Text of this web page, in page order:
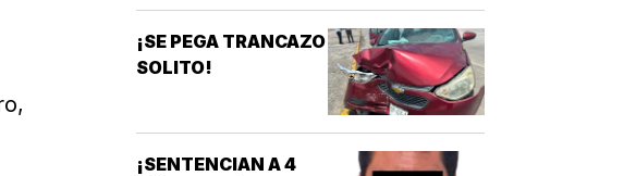
¡SE PEGA TRANCAZO
SOLITO!
¡SENTENCIAN A 4